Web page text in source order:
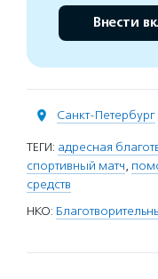
Внести
Санкт-Петербург
ТЕГИ: адресная
спортивный матч,
средств
НКО: